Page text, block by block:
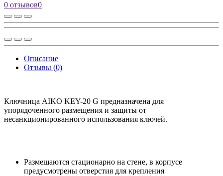
0 отзывов0
Описание
Отзывы (0)
Ключница AIKO KEY-20 G предназначена для
упорядоченного размещения и защиты от
несанкционированного использования ключей.
Размещаются стационарно на стене, в корпусе
предусмотрены отверстия для крепления